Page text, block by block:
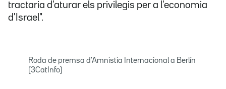
tractaria d'aturar els privilegis per a l'economia
d'Israel".
Roda de premsa d'Amnistia Internacional a Berlín
(3CatInfo)